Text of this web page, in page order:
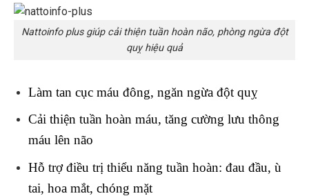
Nattoinfo plus giúp cải thiện tuần hoàn não, phòng ngừa đột
quỵ hiệu quả
Làm tan cục máu đông, ngăn ngừa đột quỵ
Cải thiện tuần hoàn máu, tăng cường lưu thông
máu lên não
Hỗ trợ điều trị thiểu năng tuần hoàn: đau đầu, ù
tai, hoa mắt, chóng mặt